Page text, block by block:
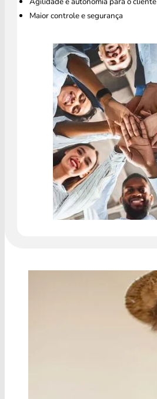
Maior controle e segurança